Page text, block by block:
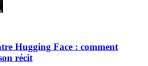
Hugging Face : comment
récit